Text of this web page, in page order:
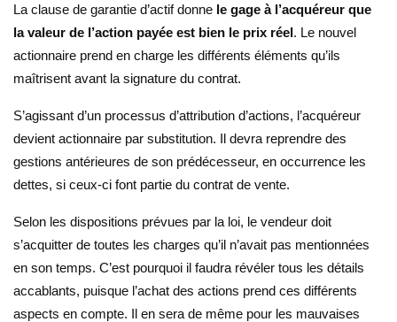
La clause de garantie d’actif donne le gage à l’acquéreur que
la valeur de l’action payée est bien le prix réel. Le nouvel
actionnaire prend en charge les différents éléments qu’ils
maîtrisent avant la signature du contrat.
S’agissant d’un processus d’attribution d’actions, l’acquéreur
devient actionnaire par substitution. Il devra reprendre des
gestions antérieures de son prédécesseur, en occurrence les
dettes, si ceux-ci font partie du contrat de vente.
Selon les dispositions prévues par la loi, le vendeur doit
s’acquitter de toutes les charges qu’il n’avait pas mentionnées
en son temps. C’est pourquoi il faudra révéler tous les détails
accablants, puisque l’achat des actions prend ces différents
aspects en compte. Il en sera de même pour les mauvaises